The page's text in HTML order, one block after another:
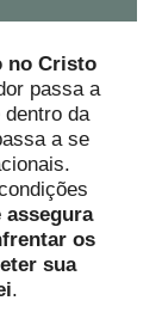
no Cristo
passa a
dentro da
a se
assegura
os
sua
.